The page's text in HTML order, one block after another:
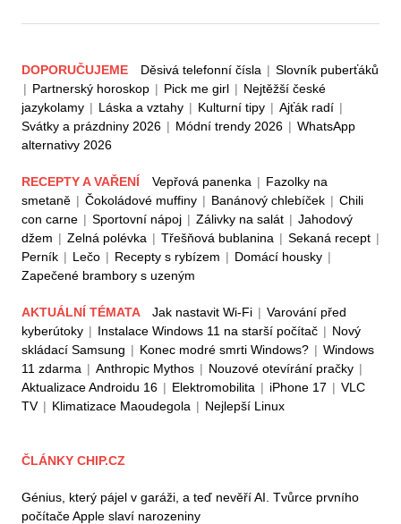
DOPORUČUJEME Děsivá telefonní čísla | Slovník puberťáků
| Partnerský horoskop | Pick me girl | Nejtěžší české
jazykolamy | Láska a vztahy | Kulturní tipy | Ajťák radí |
Svátky a prázdniny 2026 | Módní trendy 2026 | WhatsApp
alternativy 2026
RECEPTY A VAŘENÍ Vepřová panenka | Fazolky na
smetaně | Čokoládové muffiny | Banánový chlebíček | Chili
con carne | Sportovní nápoj | Zálivky na salát | Jahodový
džem | Zelná polévka | Třešňová bublanina | Sekaná recept |
Perník | Lečo | Recepty s rybízem | Domácí housky |
Zapečené brambory s uzeným
AKTUÁLNÍ TÉMATA Jak nastavit Wi-Fi | Varování před
kyberútoky | Instalace Windows 11 na starší počítač | Nový
skládací Samsung | Konec modré smrti Windows? | Windows
11 zdarma | Anthropic Mythos | Nouzové otevírání pračky |
Aktualizace Androidu 16 | Elektromobilita | iPhone 17 | VLC
TV | Klimatizace Maoudegola | Nejlepší Linux
ČLÁNKY CHIP.CZ
Génius, který pájel v garáži, a teď nevěří AI. Tvůrce prvního
počítače Apple slaví narozeniny